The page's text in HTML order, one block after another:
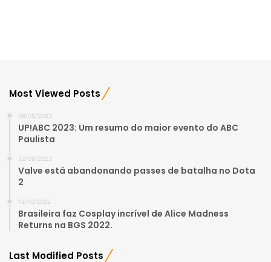
Most Viewed Posts
08/05/2023
UP!ABC 2023: Um resumo do maior evento do ABC
Paulista
22/06/2023
Valve está abandonando passes de batalha no Dota
2
12/10/2022
Brasileira faz Cosplay incrível de Alice Madness
Returns na BGS 2022.
Last Modified Posts